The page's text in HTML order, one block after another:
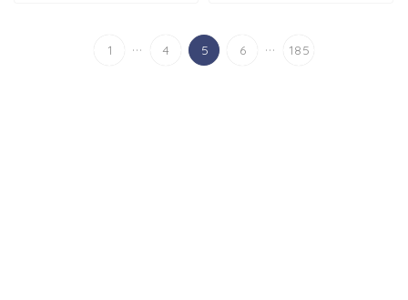
1 ... 4 5 6 ... 185